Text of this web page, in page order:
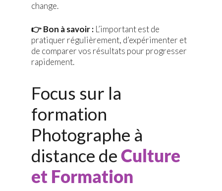
change.
👉 Bon à savoir : L’important est de
pratiquer régulièrement, d’expérimenter et
de comparer vos résultats pour progresser
rapidement.
Focus sur la
formation
Photographe à
distance deCulture
et Formation